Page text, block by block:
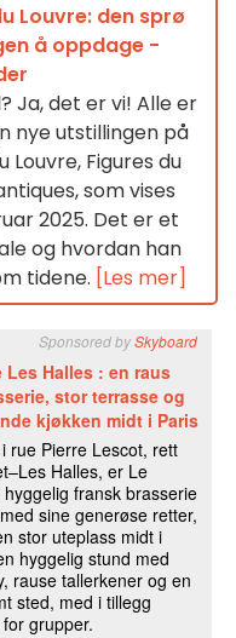
Louvre: den sprø
å oppdage -
Ja, det er vi! Alle er
nye utstillingen på
Louvre, Figures du
som vises
2025. Det er et
og hvordan han
tidene. [Les mer]